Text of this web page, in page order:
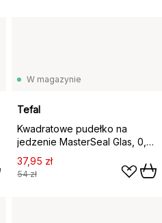
W magazynie
Tefal
Kwadratowe pudełko na
jedzenie MasterSeal Glas, 0,8
l
37,95 zł
54 zł